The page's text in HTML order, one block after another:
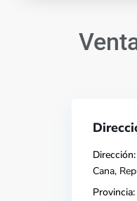
Dirección:
Cana,
Provincia: